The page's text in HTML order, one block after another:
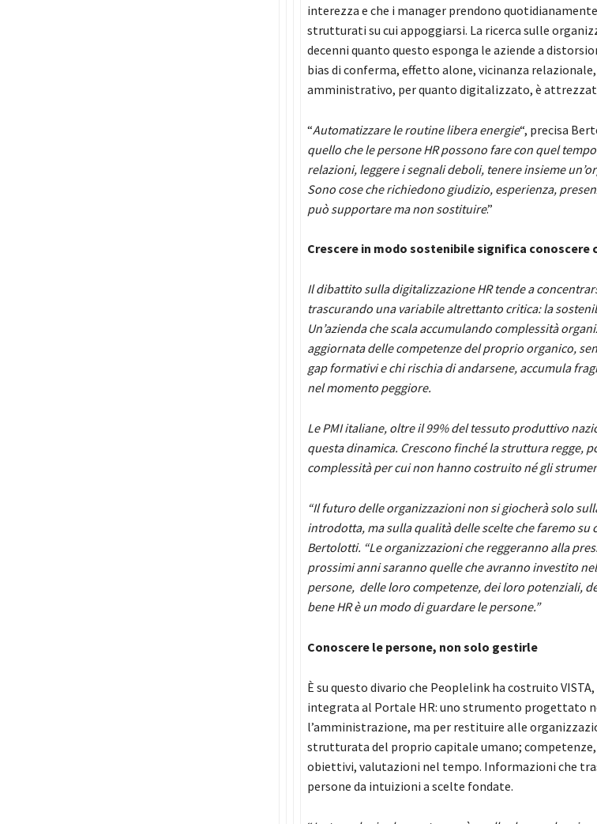
interezza e che i manager prendono
strutturati su cui appoggiarsi. La ricerca sulle
decenni quanto questo esponga le aziende a
bias di conferma, effetto alone, vicinanza relazionale,
amministrativo, per quanto digitalizzato, è
“Automatizzare le routine libera energie“, precisa
quello che le persone HR possono fare con quel
relazioni, leggere i segnali deboli, tenere insieme
Sono cose che richiedono giudizio, esperienza,
può supportare ma non sostituire.”
Crescere in modo sostenibile significa conoscere
Il dibattito sulla digitalizzazione HR tende a
trascurando una variabile altrettanto critica: la
Un’azienda che scala accumulando complessità
aggiornata delle competenze del proprio organico,
gap formativi e chi rischia di andarsene, accumula
nel momento peggiore.
Le PMI italiane, oltre il 99% del tessuto produttivo
questa dinamica. Crescono finché la struttura regge,
complessità per cui non hanno costruito né gli
“Il futuro delle organizzazioni non si giocherà solo
introdotta, ma sulla qualità delle scelte che faremo su
Bertolotti. “Le organizzazioni che reggeranno alla
prossimi anni saranno quelle che avranno investito
persone, delle loro competenze, dei loro potenziali,
bene HR è un modo di guardare le persone.”
Conoscere le persone, non solo gestirle
È su questo divario che Peoplelink ha costruito
integrata al Portale HR: uno strumento progettato
l’amministrazione, ma per restituire alle
strutturata del proprio capitale umano;
obiettivi, valutazioni nel tempo. Informazioni che
persone da intuizioni a scelte fondate.